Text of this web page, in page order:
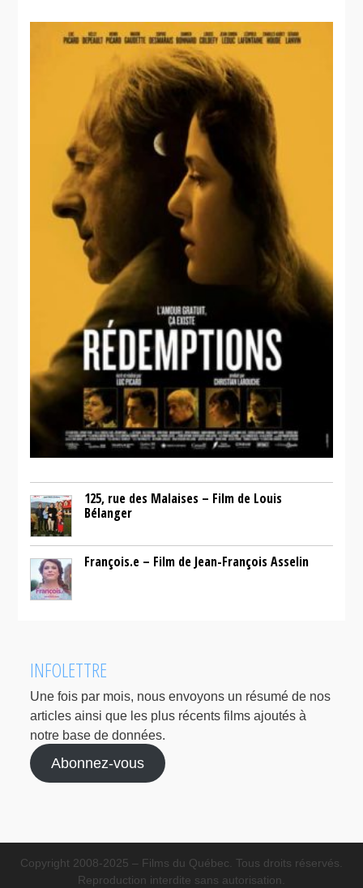
125, rue des Malaises – Film de Louis
Bélanger
François.e – Film de Jean-François Asselin
INFOLETTRE
Une fois par mois, nous envoyons un résumé de nos
articles ainsi que les plus récents films ajoutés à
notre base de données.
Abonnez-vous
Copyright 2008-2025 – Films du Québec. Tous droits réservés.
Reproduction interdite sans autorisation.